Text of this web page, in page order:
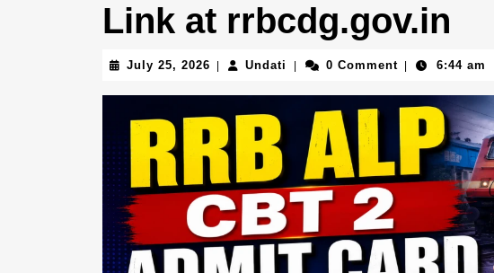
Link at rrbcdg.gov.in
July 25, 2026 July
2026
Undati Undati0 Comment 6:44 am